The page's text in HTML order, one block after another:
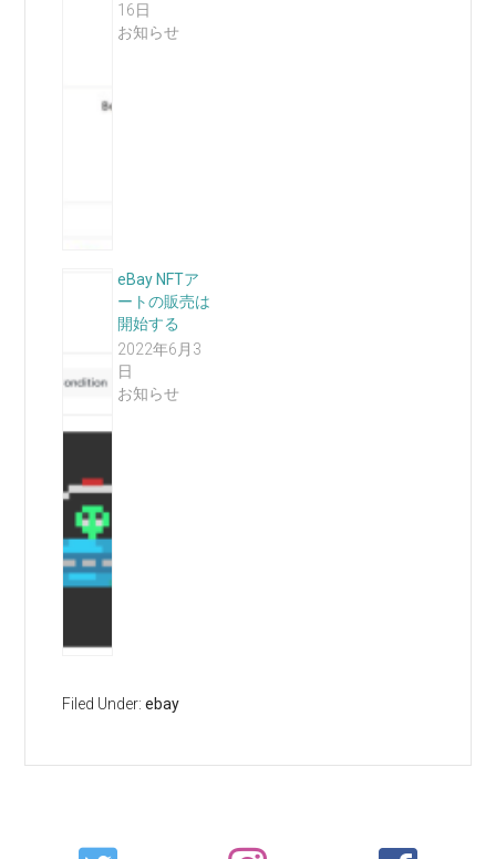
16日
お知らせ
eBay NFTア
ートの販売は
開始する
2022年6月3
日
お知らせ
Filed Under:ebay
Primary